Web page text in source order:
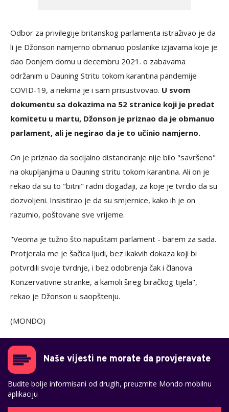
Odbor za privilegije britanskog parlamenta istraživao je da
li je Džonson namjerno obmanuo poslanike izjavama koje je
dao Donjem domu u decembru 2021. o zabavama
održanim u Dauning Stritu tokom karantina pandemije
COVID-19, a nekima je i sam prisustvovao. U svom
dokumentu sa dokazima na 52 stranice koji je predat
komitetu u martu, Džonson je priznao da je obmanuo
parlament, ali je negirao da je to učinio namjerno.
On je priznao da socijalno distanciranje nije bilo "savršeno"
na okupljanjima u Dauning stritu tokom karantina. Ali on je
rekao da su to "bitni" radni događaji, za koje je tvrdio da su
dozvoljeni. Insistirao je da su smjernice, kako ih je on
razumio, poštovane sve vrijeme.
"Veoma je tužno što napuštam parlament - barem za sada.
Protjerala me je šačica ljudi, bez ikakvih dokaza koji bi
potvrdili svoje tvrdnje, i bez odobrenja čak i članova
Konzervativne stranke, a kamoli šireg biračkog tijela",
rekao je Džonson u saopštenju.
(MONDO)
Naše vijesti ne morate da provjeravate
Budite bolje informisani od drugih, preuzmite Mondo mobilnu
aplikaciju